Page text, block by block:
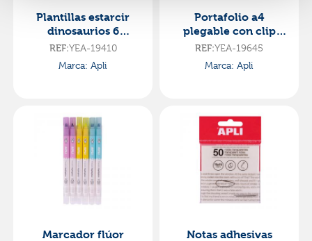
Plantillas estarcir
dinosaurios 6
unidades
REF:YEA-19410
Marca: Apli
Portafolio a4
plegable con clip
negro
REF:YEA-19645
Marca: Apli
Marcador flúor
Notas adhesivas